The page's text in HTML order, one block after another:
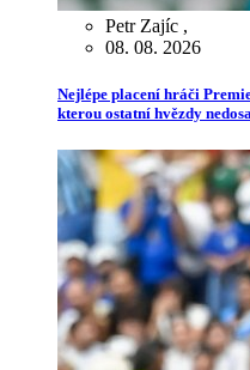
Petr Zajíc ,
08. 08. 2026
Nejlépe placení hráči
kterou ostatní hvězdy